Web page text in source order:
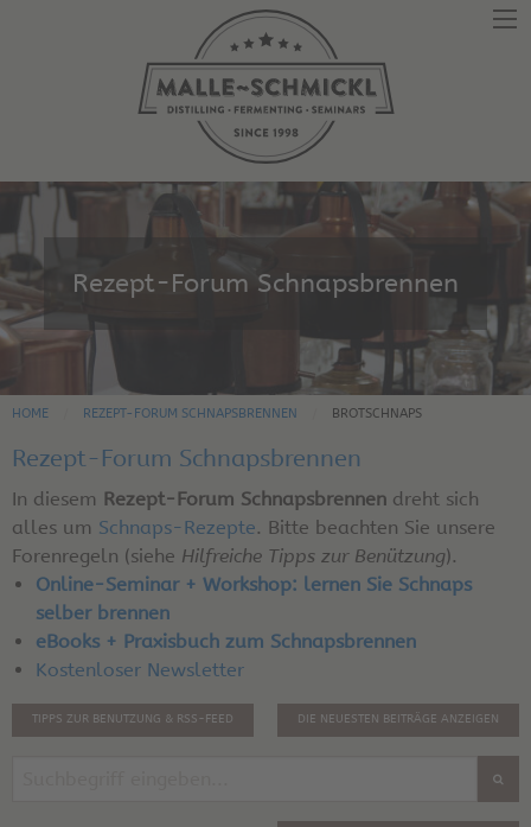
Rezept-Forum Schnapsbrennen
HOME REZEPT-FORUM SCHNAPSBRENNEN BROTSCHNAPS
Rezept-Forum Schnapsbrennen
In diesem Rezept-Forum Schnapsbrennen dreht sich
alles um Schnaps-Rezepte. Bitte beachten Sie unsere
Forenregeln (siehe Hilfreiche Tipps zur Benützung).
Online-Seminar + Workshop: lernen Sie Schnaps
selber brennen
eBooks + Praxisbuch zum Schnapsbrennen
Kostenloser Newsletter
TIPPS ZUR BENUTZUNG & RSS-FEED DIE NEUESTEN BEITRÄGE ANZEIGEN